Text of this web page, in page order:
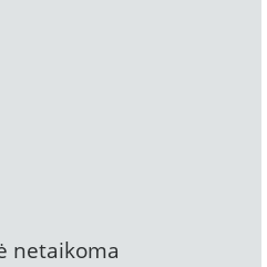
netaikoma